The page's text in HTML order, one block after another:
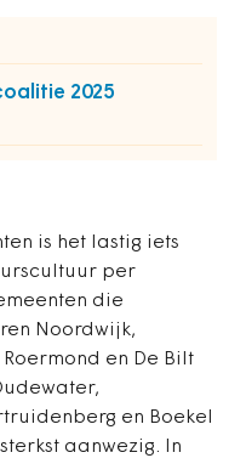
2025
is het lastig iets
per
die
Noordwijk,
en De Bilt
en ­Boekel
aanwezig. In